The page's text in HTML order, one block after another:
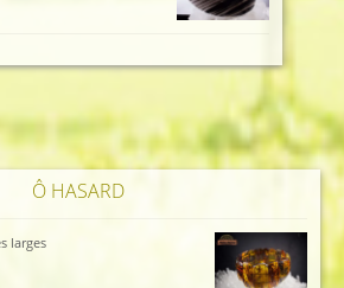
Ô HASARD
larges